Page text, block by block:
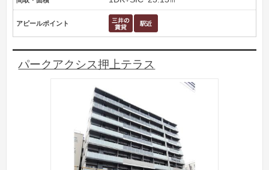
アピールポイント
パークアクシス押上テラス